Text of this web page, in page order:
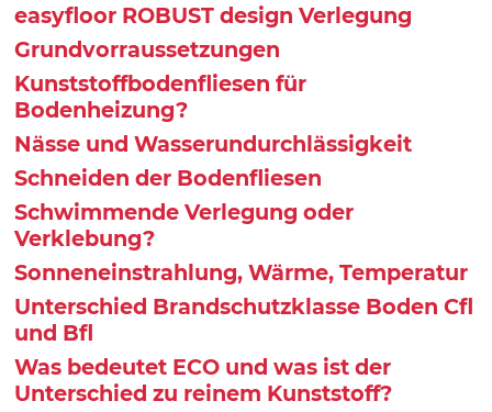
easyfloor ROBUST design Verlegung
Grundvorraussetzungen
Kunststoffbodenfliesen für
Bodenheizung?
Nässe und Wasserundurchlässigkeit
Schneiden der Bodenfliesen
Schwimmende Verlegung oder
Verklebung?
Sonneneinstrahlung, Wärme, Temperatur
Unterschied Brandschutzklasse Boden Cfl
und Bfl
Was bedeutet ECO und was ist der
Unterschied zu reinem Kunststoff?